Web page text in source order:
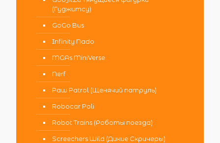
(Гуджитсу)
GoGo Bus
Infinity Nado
MGAs MiniVerse
Nerf
Paw Patrol (Щенячий патруль)
Robocar Poli
Robot Trains (Роботы поезда)
Screechers Wild (Дикие Скричеры)